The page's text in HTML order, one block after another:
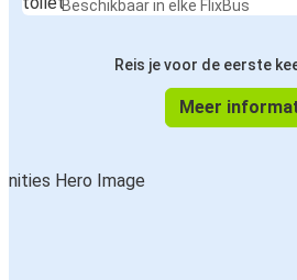
Beschikbaar in elke FlixBus
Reis je voor de eerste
Meer